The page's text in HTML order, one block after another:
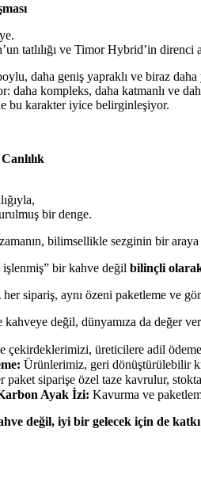
tatlılığı ve Timor Hybrid’in direnci
daha geniş yapraklı ve biraz
daha kompleks, daha katmanlı ve
bu karakter iyice belirginleşiyor.
bir denge.
bilimsellikle sezginin bir
işlenmiş” bir kahve değil bilinçli
sipariş, aynı özeni paketleme ve
kahveye değil, dünyamıza da değer
çekirdeklerimizi, üreticilere adil
Ürünlerimiz, geri dönüştürülebilir
paket siparişe özel taze kavrulur,
Ayak İzi: Kavurma ve
değil, iyi bir gelecek için de katkı